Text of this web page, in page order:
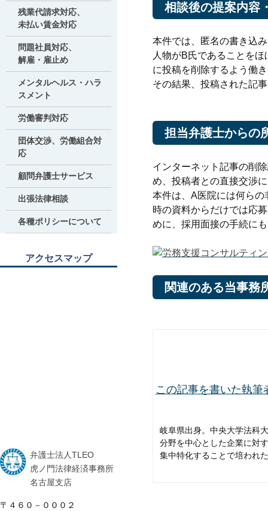
相談後の提案内容
本件では、匿名の書き込
人物がB氏であることを
に投稿を削除するよう働
その結果、投稿された記
担当弁護士からの
インターネット記事の削
め、投稿者との直接交渉
本件は、A医院には何ら
時の資料からだけでは応
めに、採用面接の手続に
関連のある当事務
この記事を書いた執
岐阜県出身。中央大学法科
分野を中心とした企業に対
集中特化することで培われ
残業代請求対応、
未払い賃金対応
問題社員対応、
解雇・雇止め
メンタルヘルス・ハラ
スメント
労働審判対応
団体交渉、労働組合対
応
顧問弁護士サービス
出張法律相談
各種ポリシーについて
アクセスマップ
弁護士法人TLEO
虎ノ門法律経済事務所
名古屋支店
〒４６０－０００２